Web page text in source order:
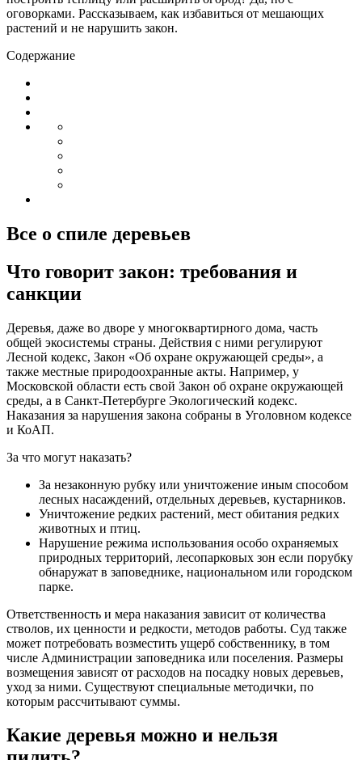
оговорками. Рассказываем, как избавиться от мешающих
растений и не нарушить закон.
Содержание
Все о спиле деревьев
Что говорит закон: требования и
санкции
Деревья, даже во дворе у многоквартирного дома, часть
общей экосистемы страны. Действия с ними регулируют
Лесной кодекс, Закон «Об охране окружающей среды», а
также местные природоохранные акты. Например, у
Московской области есть свой Закон об охране окружающей
среды, а в Санкт-Петербурге Экологический кодекс.
Наказания за нарушения закона собраны в Уголовном кодексе
и КоАП.
За что могут наказать?
За незаконную рубку или уничтожение иным способом
лесных насаждений, отдельных деревьев, кустарников.
Уничтожение редких растений, мест обитания редких
животных и птиц.
Нарушение режима использования особо охраняемых
природных территорий, лесопарковых зон если порубку
обнаружат в заповеднике, национальном или городском
парке.
Ответственность и мера наказания зависит от количества
стволов, их ценности и редкости, методов работы. Суд также
может потребовать возместить ущерб собственнику, в том
числе Администрации заповедника или поселения. Размеры
возмещения зависят от расходов на посадку новых деревьев,
уход за ними. Существуют специальные методички, по
которым рассчитывают суммы.
Какие деревья можно и нельзя